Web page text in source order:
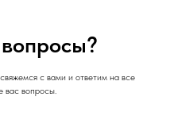
с вами и ответим на все
вас вопросы.